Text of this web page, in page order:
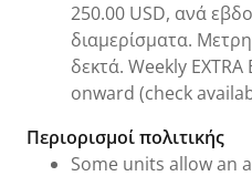
250.00 USD, ανά
διαμερίσματα.
δεκτά. Weekly
onward (check
Περιορισμοί πολιτικής
Some units allow an